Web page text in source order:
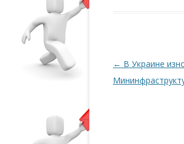
Навигация по
← В Украине